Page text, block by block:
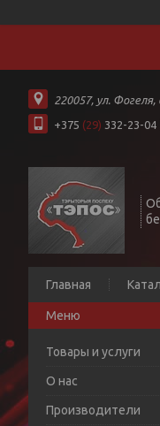
220057, ул.
+375 (29) 332-23-04
Главная
Товары и услуги
О нас
Производители